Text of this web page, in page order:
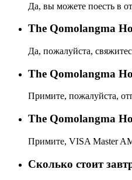
Да, вы можете поесть в
The Qomolangma
Да, пожалуйста,
The Qomolangma
Примите, пожалуйста,
The Qomolangma
Примите, VISA Master
Сколько стоит